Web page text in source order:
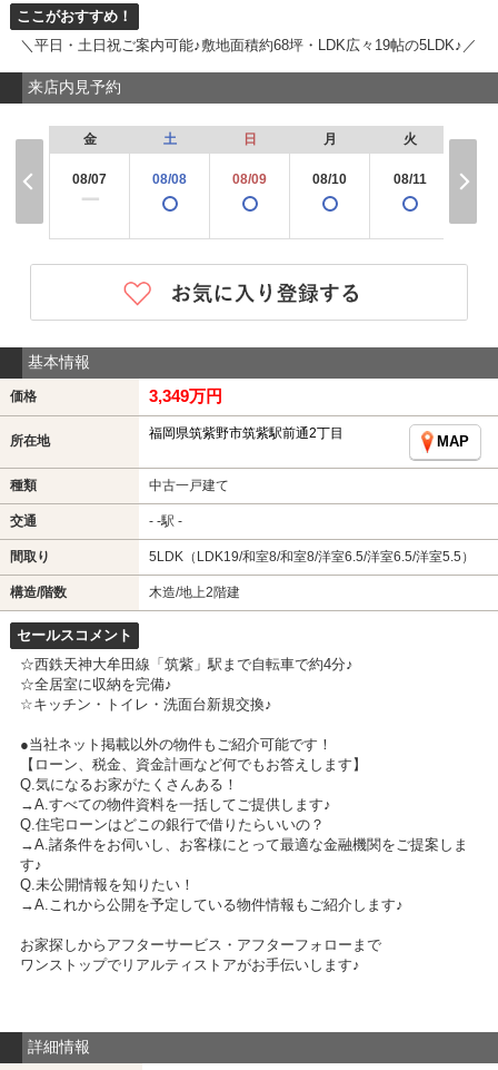
ここがおすすめ！
＼平日・土日祝ご案内可能♪敷地面積約68坪・LDK広々19帖の5LDK♪／
来店内見予約
金
08/07
ー
土
08/08
日
08/09
月
08/10
火
08/11
基本情報
価格 3,349万円
所在地 福岡県筑紫野市筑紫駅前通2丁目
MAP
種類 中古一戸建て
交通 - -駅 -
間取り 5LDK（LDK19/和室8/和室8/洋室6.5/洋室6.5/洋室5.5）
構造/階数 木造/地上2階建
セールスコメント
☆西鉄天神大牟田線「筑紫」駅まで自転車で約4分♪
☆全居室に収納を完備♪
☆キッチン・トイレ・洗面台新規交換♪
●当社ネット掲載以外の物件もご紹介可能です！
【ローン、税金、資金計画など何でもお答えします】
Q.気になるお家がたくさんある！
→A.すべての物件資料を一括してご提供します♪
Q.住宅ローンはどこの銀行で借りたらいいの？
→A.諸条件をお伺いし、お客様にとって最適な金融機関をご提案しま
す♪
Q.未公開情報を知りたい！
→A.これから公開を予定している物件情報もご紹介します♪
お家探しからアフターサービス・アフターフォローまで
ワンストップでリアルティストアがお手伝いします♪
詳細情報